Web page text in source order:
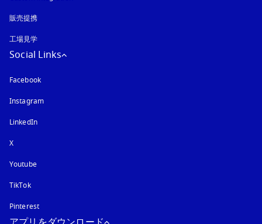
販売提携
工場見学
Social Links
Facebook
Instagram新しいタブに表示されます
LinkedIn
X
Youtube新しいタブに表示されます
TikTok
Pinterest